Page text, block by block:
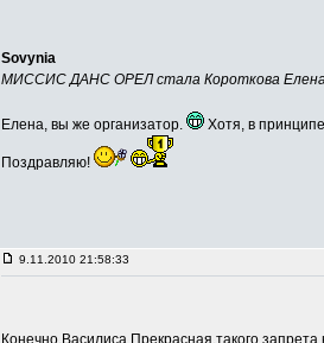
Sovynia
МИССИС ДАНС ОРЕЛ стала Короткова
Елена, вы же организатор. Хотя, в
Поздравляю!
9.11.2010 21:58:33
Конечно,Василиса Прекрасная,такого